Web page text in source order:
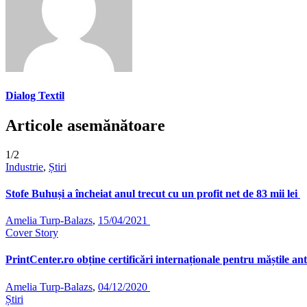
Dialog Textil
Articole asemănătoare
1/2
Industrie, Știri
Stofe Buhuși a încheiat anul trecut cu un profit net de 83 mii lei
Amelia Turp-Balazs, 15/04/2021
Cover Story
PrintCenter.ro obține certificări internaționale pentru măștile
Amelia Turp-Balazs, 04/12/2020
Știri